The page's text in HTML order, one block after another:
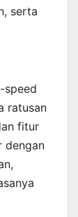
serta
speed
ratusan
fitur
dengan